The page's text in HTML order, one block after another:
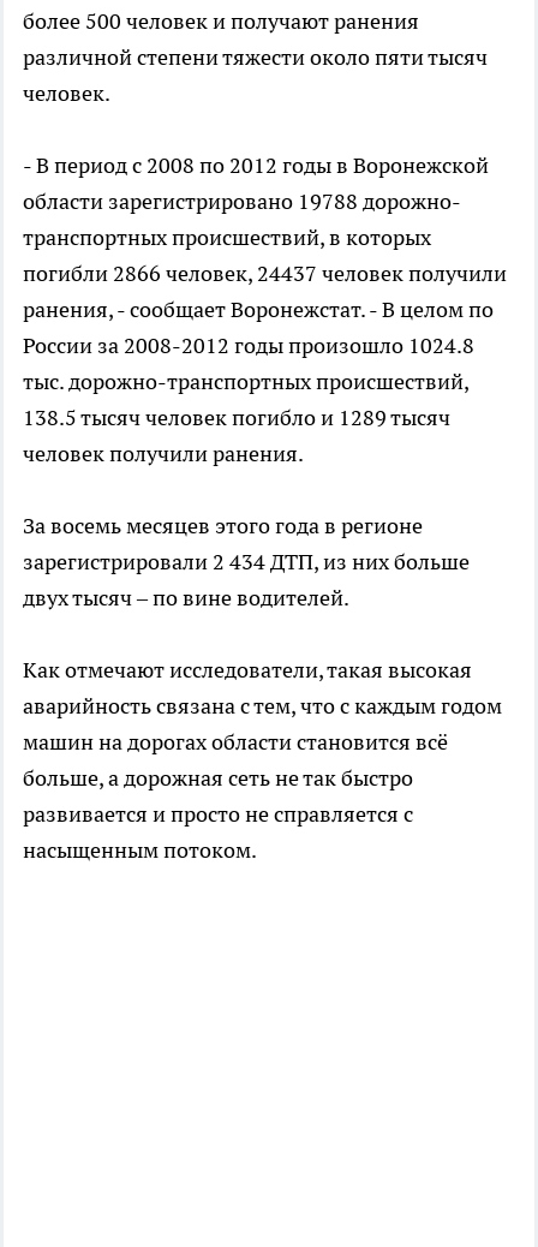
более 500 человек и получают ранения
различной степени тяжести около пяти тысяч
человек.
- В период с 2008 по 2012 годы в Воронежской
области зарегистрировано 19788 дорожно-
транспортных происшествий, в которых
погибли 2866 человек, 24437 человек получили
ранения, - сообщает Воронежстат. - В целом по
России за 2008-2012 годы произошло 1024.8
тыс. дорожно-транспортных происшествий,
138.5 тысяч человек погибло и 1289 тысяч
человек получили ранения.
За восемь месяцев этого года в регионе
зарегистрировали 2 434 ДТП, из них больше
двух тысяч – по вине водителей.
Как отмечают исследователи, такая высокая
аварийность связана с тем, что с каждым годом
машин на дорогах области становится всё
больше, а дорожная сеть не так быстро
развивается и просто не справляется с
насыщенным потоком.